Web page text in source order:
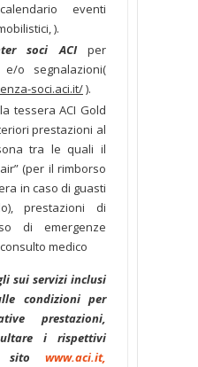
eventi
).
soci ACI per
e/o segnalazioni(
soci.aci.it/).
tessera ACI Gold
prestazioni al
tra le quali il
(per il rimborso
in caso di guasti
prestazioni di
di emergenze
medico
sui servizi inclusi
condizioni per
prestazioni,
i rispettivi
sito www.aci.it,